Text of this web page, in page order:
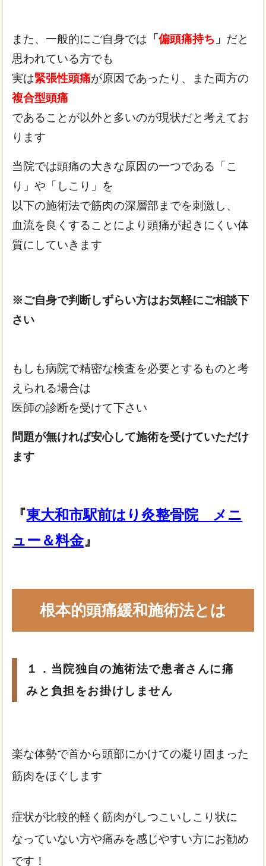
また、一般的にご自身では 「偏頭痛持ち 」 だと
思われている方でも
実は緊張性頭痛が原因であったり、また両方の
複合型頭痛
であることが以外と多いのが現状だと考えてお
ります
当院では頭痛の大きな原因の一つである「こ
り」や「しこり」を
以下の施術法で筋肉の深層部までを刺激し、
血流を良くすることにより頭痛が起きにくい体
質にしていきます
※ご自身で判断しずらい方はお気軽にご相談下
さい
もしも病院で精密な検査を必要とするものと考
えられる場合は
医師の診断を受けて下さい
問題が無ければ安心して施術を受けていただけ
ます
『東大和市駅前はり灸整骨院 メニ
ュー＆料金』
根本的頭痛緩和施術法とは
１．当院独自の施術法で患者さんに痛
みと負担をお掛けしません
楽な体勢で首から頭部にかけての凝り固まった
筋肉をほぐします
症状が比較的軽く筋肉がしつこいしこり状に
なっていない方や痛みを感じやすい方にお勧め
です！